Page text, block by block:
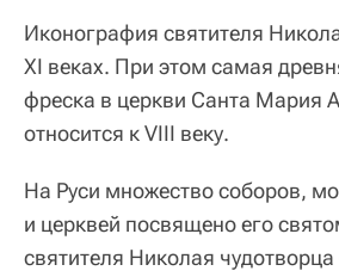
Иконография святителя
XI веках. При этом самая
фреска в церкви Санта Мария
относится к VIII веку.
На Руси множество соборов,
и церквей посвящено его
святителя Николая